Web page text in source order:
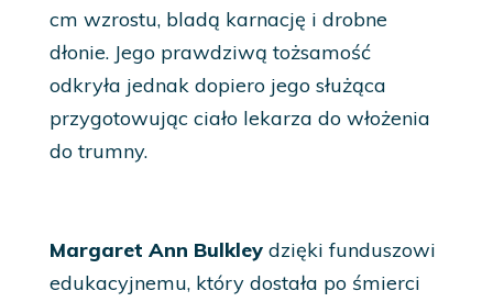
cm wzrostu, bladą karnację i drobne
dłonie. Jego prawdziwą tożsamość
odkryła jednak dopiero jego służąca
przygotowując ciało lekarza do włożenia
do trumny.
Margaret Ann Bulkleydzięki funduszowi
edukacyjnemu, który dostała po śmierci